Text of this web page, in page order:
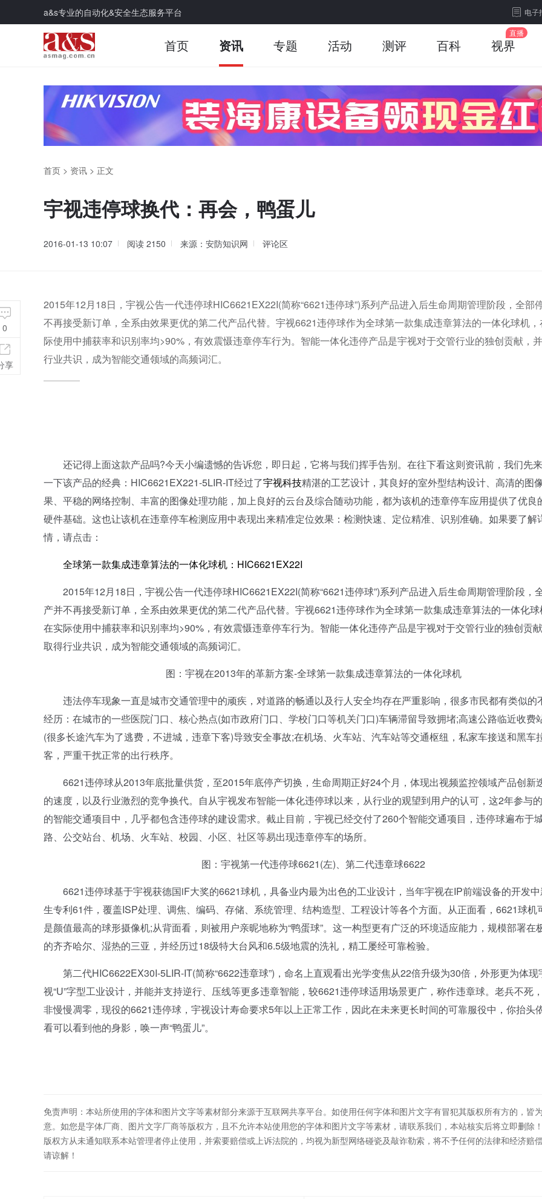
a&s专业的自动化&安全生态服务平台 电子
首页 资讯 专题 活动 测评 百科 视界
首页 > 资讯 > 正文
宇视违停球换代：再会，鸭蛋儿
2016-01-13 10:07 阅读 2150 来源：安防知识网 评论区
2015年12月18日，宇视公告一代违停球HIC6621EX22I(简称“6621违停球”)系列产品进入后生命周期管理阶段，全部
不再接受新订单，全系由效果更优的第二代产品代替。宇视6621违停球作为全球第一款集成违章算法的一体化球机，
际使用中捕获率和识别率均>90%，有效震慑违章停车行为。智能一体化违停产品是宇视对于交管行业的独创贡献，
行业共识，成为智能交通领域的高频词汇。
还记得上面这款产品吗?今天小编遗憾的告诉您，即日起，它将与我们挥手告别。在往下看这则资讯前，我们先
一下该产品的经典：HIC6621EX221-5LIR-IT经过了宇视科技精湛的工艺设计，其良好的室外型结构设计、高清的图
果、平稳的网络控制、丰富的图像处理功能，加上良好的云台及综合随动功能，都为该机的违章停车应用提供了优良
硬件基础。这也让该机在违章停车检测应用中表现出来精准定位效果：检测快速、定位精准、识别准确。如果要了解
情，请点击：
全球第一款集成违章算法的一体化球机：HIC6621EX22I
2015年12月18日，宇视公告一代违停球HIC6621EX22I(简称“6621违停球”)系列产品进入后生命周期管理阶段，
产并不再接受新订单，全系由效果更优的第二代产品代替。宇视6621违停球作为全球第一款集成违章算法的一体化球
在实际使用中捕获率和识别率均>90%，有效震慑违章停车行为。智能一体化违停产品是宇视对于交管行业的独创贡
取得行业共识，成为智能交通领域的高频词汇。
图：宇视在2013年的革新方案-全球第一款集成违章算法的一体化球机
违法停车现象一直是城市交通管理中的顽疾，对道路的畅通以及行人安全均存在严重影响，很多市民都有类似的
经历：在城市的一些医院门口、核心热点(如市政府门口、学校门口等机关门口)车辆滞留导致拥堵;高速公路临近收费
(很多长途汽车为了逃费，不进城，违章下客)导致安全事故;在机场、火车站、汽车站等交通枢纽，私家车接送和黑车
客，严重干扰正常的出行秩序。
6621违停球从2013年底批量供货，至2015年底停产切换，生命周期正好24个月，体现出视频监控领域产品创新
的速度，以及行业激烈的竞争换代。自从宇视发布智能一体化违停球以来，从行业的观望到用户的认可，这2年参与
的智能交通项目中，几乎都包含违停球的建设需求。截止目前，宇视已经交付了260个智能交通项目，违停球遍布于
路、公交站台、机场、火车站、校园、小区、社区等易出现违章停车的场所。
图：宇视第一代违停球6621(左)、第二代违章球6622
6621违停球基于宇视获德国iF大奖的6621球机，具备业内最为出色的工业设计，当年宇视在IP前端设备的开发
生专利61件，覆盖ISP处理、调焦、编码、存储、系统管理、结构造型、工程设计等各个方面。从正面看，6621球机
是颜值最高的球形摄像机;从背面看，则被用户亲昵地称为“鸭蛋球”。这一构型更有广泛的环境适应能力，规模部署在
的齐齐哈尔、湿热的三亚，并经历过18级特大台风和6.5级地震的洗礼，精工屡经可靠检验。
第二代HIC6622EX30I-5LIR-IT(简称“6622违章球”)，命名上直观看出光学变焦从22倍升级为30倍，外形更为体现
视“U”字型工业设计，并能并支持逆行、压线等更多违章智能，较6621违停球适用场景更广，称作违章球。老兵不死
非慢慢凋零，现役的6621违停球，宇视设计寿命要求5年以上正常工作，因此在未来更长时间的可靠服役中，你抬头
看可以看到他的身影，唤一声“鸭蛋儿”。
免责声明：本站所使用的字体和图片文字等素材部分来源于互联网共享平台。如使用任何字体和图片文字有冒犯其版权所有方的，皆
意。如您是字体厂商、图片文字厂商等版权方，且不允许本站使用您的字体和图片文字等素材，请联系我们，本站核实后将立即删除
版权方从未通知联系本站管理者停止使用，并索要赔偿或上诉法院的，均视为新型网络碰瓷及敲诈勒索，将不予任何的法律和经济赔
请谅解！
0
享